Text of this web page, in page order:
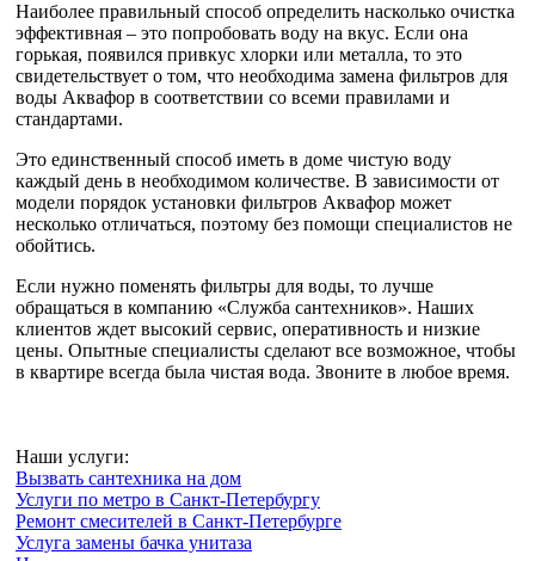
Наиболее правильный способ определить насколько очистка
эффективная – это попробовать воду на вкус. Если она
горькая, появился привкус хлорки или металла, то это
свидетельствует о том, что необходима замена фильтров для
воды Аквафор в соответствии со всеми правилами и
стандартами.
Это единственный способ иметь в доме чистую воду
каждый день в необходимом количестве. В зависимости от
модели порядок установки фильтров Аквафор может
несколько отличаться, поэтому без помощи специалистов не
обойтись.
Если нужно поменять фильтры для воды, то лучше
обращаться в компанию «Служба сантехников». Наших
клиентов ждет высокий сервис, оперативность и низкие
цены. Опытные специалисты сделают все возможное, чтобы
в квартире всегда была чистая вода. Звоните в любое время.
Наши услуги:
Вызвать сантехника на дом
Услуги по метро в Санкт-Петербургу
Ремонт смесителей в Санкт-Петербурге
Услуга замены бачка унитаза